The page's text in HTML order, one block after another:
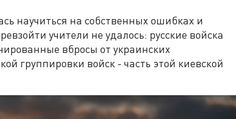
научиться на собственных ошибках и
учители не удалось: русские войска
вбросы от украинских
группировки войск - часть этой киевской